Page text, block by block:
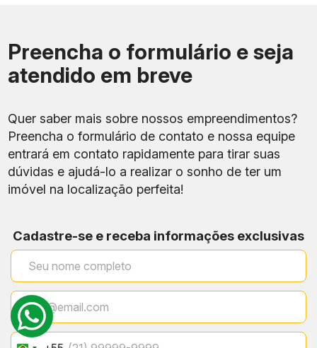
Preencha o formulário e seja
atendido em breve
Quer saber mais sobre nossos empreendimentos?
Preencha o formulário de contato e nossa equipe
entrará em contato rapidamente para tirar suas
dúvidas e ajudá-lo a realizar o sonho de ter um
imóvel na localização perfeita!
Cadastre-se e receba informações exclusivas